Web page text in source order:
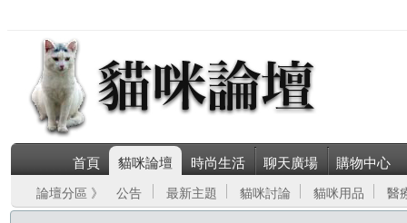
首頁 貓咪論壇 時尚生活 聊天廣場 購物中心
論壇分區 》 公告 最新主題 貓咪討論 貓咪用品 醫